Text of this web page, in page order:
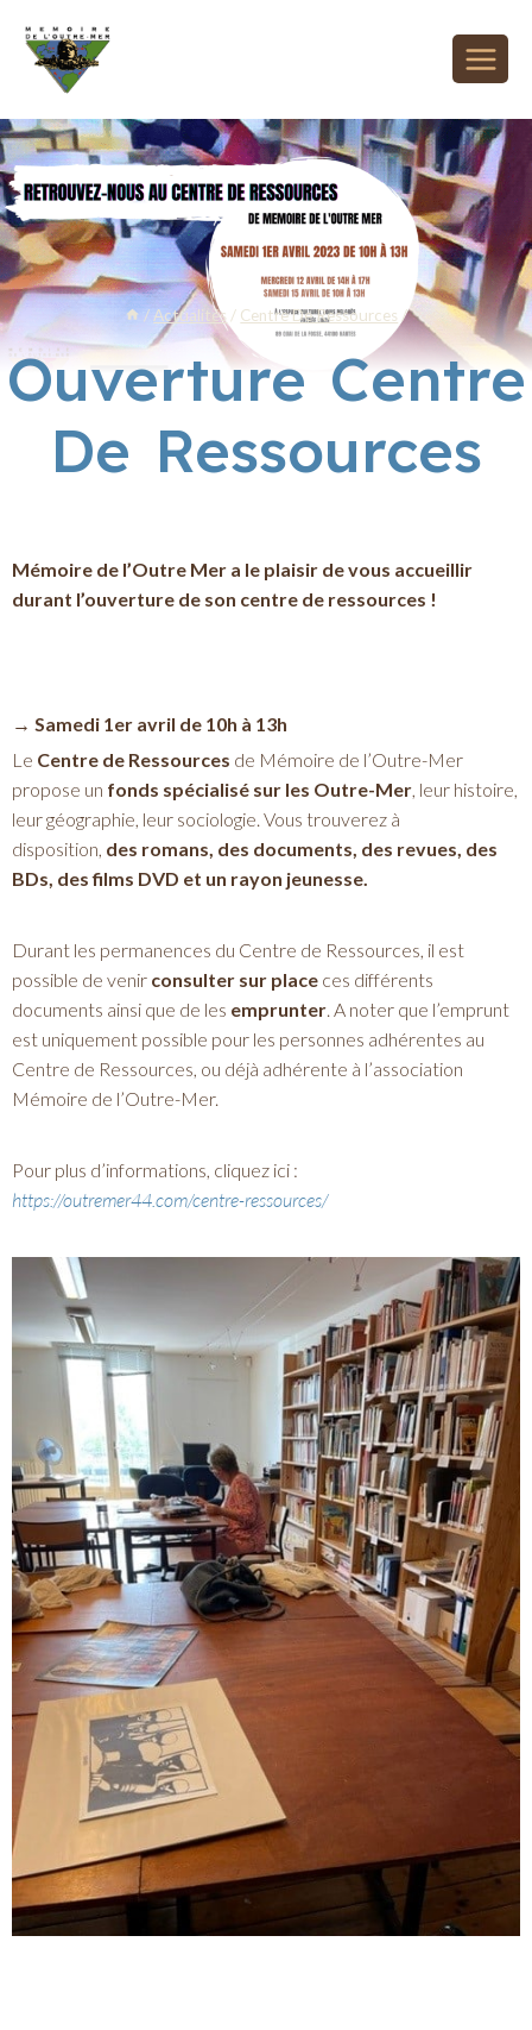
/ Actualités / Centre De Ressources /
Ouverture Centre
De Ressources
Mémoire de l’Outre Mer a le plaisir de vous accueillir
durant l’ouverture de son centre de ressources !
→ Samedi 1er avril de 10h à 13h
Le Centre de Ressources de Mémoire de l’Outre-Mer
propose un fonds spécialisé sur les Outre-Mer, leur histoire,
leur géographie, leur sociologie. Vous trouverez à
disposition, des romans, des documents, des revues, des
BDs, des films DVD et un rayon jeunesse.
Durant les permanences du Centre de Ressources, il est
possible de venir consulter sur place ces différents
documents ainsi que de les emprunter. A noter que l’emprunt
est uniquement possible pour les personnes adhérentes au
Centre de Ressources, ou déjà adhérente à l’association
Mémoire de l’Outre-Mer.
Pour plus d’informations, cliquez ici :
https://outremer44.com/centre-ressources/